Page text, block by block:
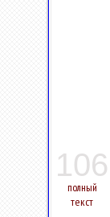
106
полный
текст